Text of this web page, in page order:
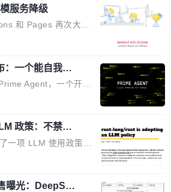
Shen，一位 ICLR 2
要解释，但 FA2 是他
度恰到好处，刚好能
被那些"邪恶的" Hopp
易修改和适配。 更关
布式能力，为不同类
互联提供关键支撑，
新与商业增长打开新
蒙智能硬件开发者日
Hardware Develope
动面向智能硬件产业
专家与资深技术顾
、设备适配、芯片适
容性测评及统一互联
交流，帮助企业进一
服务降级
和 Pages 再次大规
不可用超过 5 小时，
runner 也因调度层故
code review、C
影响。从检测到完全
2026 年 8 月的第六
服务相关。 Git
论中贴出了一组数
commit。现在，每周
亿次。GitHub...
：一个能自我改
AGI 3 超越人类
Agent，一个开源
核心设计围绕两个抽
Model（RLM）和 C
AGI 3 基准测试
5 的组合达到了 95.
了 ARC 报告的人类专
个 coding agent 包装
市面上大多数 coding
政策：不禁
码不是你写的
一项 LLM 使用政策，
库的代码贡献。这不
前由五个团队采纳，
关于 AI 辅助贡献最
曝光：DeepSe